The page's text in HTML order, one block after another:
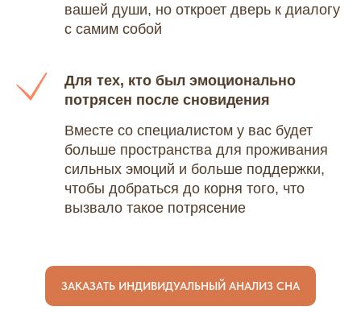
вашей души, но откроет дверь к диалогу
с самим собой
Для тех, кто был эмоционально
потрясен после сновидения
Вместе со специалистом у вас будет
больше пространства для проживания
сильных эмоций и больше поддержки,
чтобы добраться до корня того, что
вызвало такое потрясение
ЗАКАЗАТЬ ИНДИВИДУАЛЬНЫЙ АНАЛИЗ СНА